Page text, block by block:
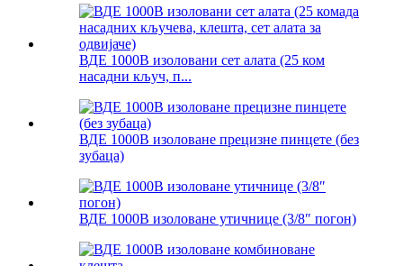
ВДЕ 1000В изоловани сет алата (25 ком
насадни кључ, п...
ВДЕ 1000В изоловане прецизне пинцете (без
зубаца)
ВДЕ 1000В изоловане утичнице (3/8″ погон)